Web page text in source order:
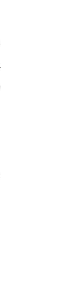
ディメイド